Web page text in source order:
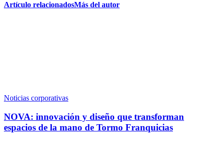
Artículo relacionadosMás del autor
Noticias corporativas
NOVA: innovación y diseño que transforman
espacios de la mano de Tormo Franquicias